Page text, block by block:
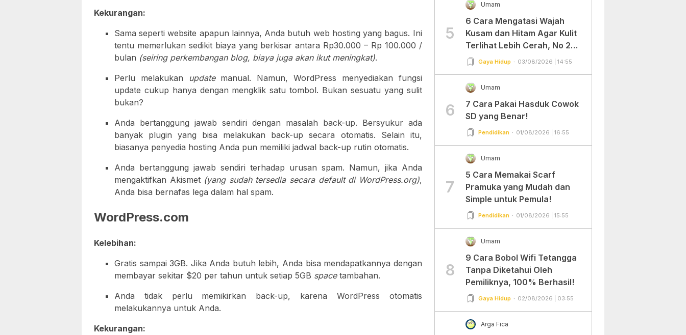
Kekurangan:
Sama seperti website apapun lainnya, Anda butuh web hosting yang bagus. Ini
tentu memerlukan sedikit biaya yang berkisar antara Rp30.000 – Rp 100.000 /
bulan (seiring perkembangan blog, biaya juga akan ikut meningkat).
Perlu melakukan
updatemanual. Namun, WordPress menyediakan fungsi
update cukup hanya dengan mengklik satu tombol. Bukan sesuatu yang sulit
bukan?
Anda bertanggung jawab sendiri dengan masalah back-up. Bersyukur ada
banyak plugin yang bisa melakukan back-up secara otomatis. Selain itu,
biasanya penyedia hosting Anda pun memiliki jadwal back-up rutin otomatis.
Anda bertanggung jawab sendiri terhadap urusan spam. Namun, jika Anda
mengaktifkan Akismet (yang sudah tersedia secara default di WordPress.org),
Anda bisa bernafas lega dalam hal spam.
WordPress.com
Kelebihan:
Gratis sampai 3GB. Jika Anda butuh lebih, Anda bisa mendapatkannya dengan
membayar sekitar $20 per tahun untuk setiap 5GB spacetambahan.
Anda tidak perlu memikirkan back-up, karena WordPress otomatis
melakukannya untuk Anda.
Kekurangan:
5
Umam
6 Cara Mengatasi Wajah
Kusam dan Hitam Agar Kulit
Terlihat Lebih Cerah, No 2
Gampang Banget dan Mudah
Gaya Hidup 03/08/2026 | 14:55
6
Umam
7 Cara Pakai Hasduk Cowok
SD yang Benar!
Pendidikan 01/08/2026 | 16:55
7
Umam
5 Cara Memakai Scarf
Pramuka yang Mudah dan
Simple untuk Pemula!
Pendidikan 01/08/2026 | 15:55
8
Umam
9 Cara Bobol Wifi Tetangga
Tanpa Diketahui Oleh
Pemiliknya, 100% Berhasil!
Gaya Hidup 02/08/2026 | 03:55
Arga Fica